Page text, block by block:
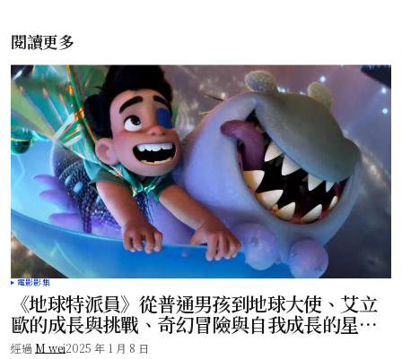
閱讀更多
電影影集
《地球特派員》從普通男孩到地球大使、艾立
歐的成長與挑戰、奇幻冒險與自我成長的星際
之旅！
經過 M wei2025 年 1 月 8 日